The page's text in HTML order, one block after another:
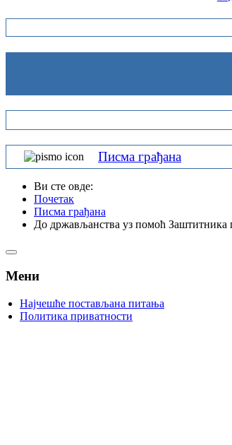
Писма грађана
Ви сте овде:
Почетак
Писма грађана
До држављанства уз помоћ Заштитника
Мени
Најчешће постављана питања
Политика приватности